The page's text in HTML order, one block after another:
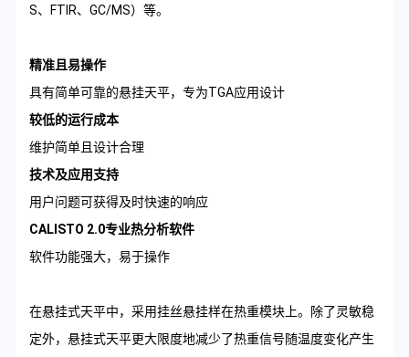
S、FTIR、GC/MS）等。
精准且易操作
具有简单可靠的悬挂天平，专为TGA应用设计
较低的运行成本
维护简单且设计合理
技术及应用支持
用户问题可获得及时快速的响应
CALISTO 2.0专业热分析软件
软件功能强大，易于操作
在悬挂式天平中，采用挂丝悬挂样在热重模块上。除了灵敏稳
定外，悬挂式天平更大限度地减少了热重信号随温度变化产生